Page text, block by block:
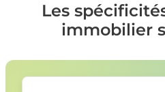
Les
immobilier